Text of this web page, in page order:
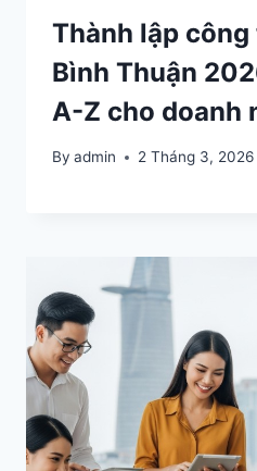
Thành lập
Bình Thuận
A-Z cho doanh
By admin 2 Tháng 3, 2026